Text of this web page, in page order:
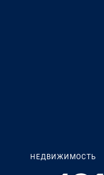
НЕДВИЖИМОСТЬ